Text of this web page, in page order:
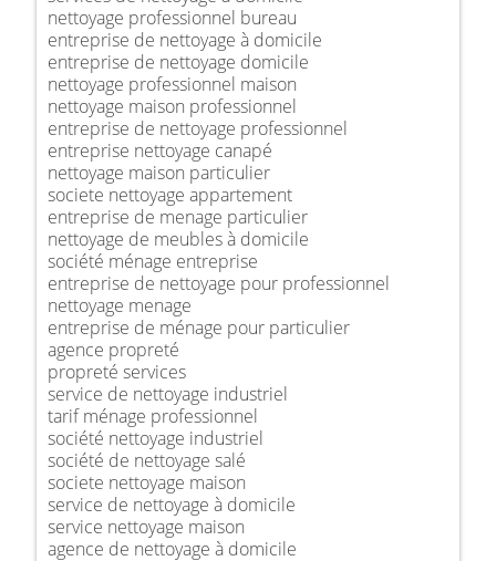
nettoyage professionnel bureau
entreprise de nettoyage à domicile
entreprise de nettoyage domicile
nettoyage professionnel maison
nettoyage maison professionnel
entreprise de nettoyage professionnel
entreprise nettoyage canapé
nettoyage maison particulier
societe nettoyage appartement
entreprise de menage particulier
nettoyage de meubles à domicile
société ménage entreprise
entreprise de nettoyage pour professionnel
nettoyage menage
entreprise de ménage pour particulier
agence propreté
propreté services
service de nettoyage industriel
tarif ménage professionnel
société nettoyage industriel
société de nettoyage salé
societe nettoyage maison
service de nettoyage à domicile
service nettoyage maison
agence de nettoyage à domicile